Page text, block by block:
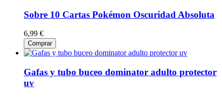
Sobre 10 Cartas Pokémon Oscuridad Absoluta
6,99 €
Comprar
Gafas y tubo buceo dominator adulto protector
uv